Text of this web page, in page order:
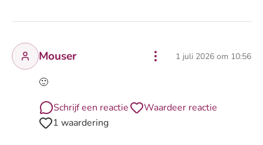
Mouser 1 juli 2026 om 10:56
🙂
Schrijf een reactie
Waardeer reactie
1 waardering